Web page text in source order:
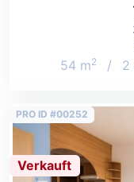
54 m2 / 2
PRO ID #00252
Verkauft